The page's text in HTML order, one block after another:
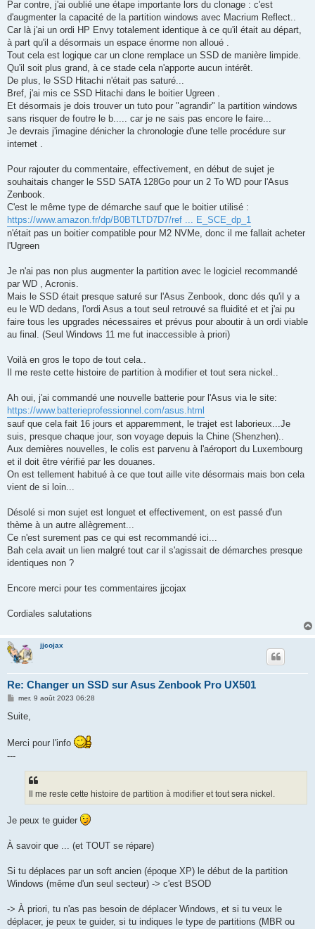
Par contre, j'ai oublié une étape importante lors du clonage : c'est
d'augmenter la capacité de la partition windows avec Macrium Reflect..
Car là j'ai un ordi HP Envy totalement identique à ce qu'il était au départ,
à part qu'il a désormais un espace énorme non alloué .
Tout cela est logique car un clone remplace un SSD de manière limpide.
Qu'il soit plus grand, à ce stade cela n'apporte aucun intérêt.
De plus, le SSD Hitachi n'était pas saturé...
Bref, j'ai mis ce SSD Hitachi dans le boitier Ugreen .
Et désormais je dois trouver un tuto pour "agrandir" la partition windows
sans risquer de foutre le b..... car je ne sais pas encore le faire...
Je devrais j'imagine dénicher la chronologie d'une telle procédure sur
internet .
Pour rajouter du commentaire, effectivement, en début de sujet je
souhaitais changer le SSD SATA 128Go pour un 2 To WD pour l'Asus
Zenbook.
C'est le même type de démarche sauf que le boitier utilisé :
https://www.amazon.fr/dp/B0BTLTD7D7/ref ... E_SCE_dp_1
n'était pas un boitier compatible pour M2 NVMe, donc il me fallait acheter
l'Ugreen
Je n'ai pas non plus augmenter la partition avec le logiciel recommandé
par WD , Acronis.
Mais le SSD était presque saturé sur l'Asus Zenbook, donc dés qu'il y a
eu le WD dedans, l'ordi Asus a tout seul retrouvé sa fluidité et et j'ai pu
faire tous les upgrades nécessaires et prévus pour aboutir à un ordi viable
au final. (Seul Windows 11 me fut inaccessible à priori)
Voilà en gros le topo de tout cela..
Il me reste cette histoire de partition à modifier et tout sera nickel..
Ah oui, j'ai commandé une nouvelle batterie pour l'Asus via le site:
https://www.batterieprofessionnel.com/asus.html
sauf que cela fait 16 jours et apparemment, le trajet est laborieux...Je
suis, presque chaque jour, son voyage depuis la Chine (Shenzhen)..
Aux dernières nouvelles, le colis est parvenu à l'aéroport du Luxembourg
et il doit être vérifié par les douanes.
On est tellement habitué à ce que tout aille vite désormais mais bon cela
vient de si loin...
Désolé si mon sujet est longuet et effectivement, on est passé d'un
thème à un autre allègrement...
Ce n'est surement pas ce qui est recommandé ici...
Bah cela avait un lien malgré tout car il s'agissait de démarches presque
identiques non ?
Encore merci pour tes commentaires jjcojax
Cordiales salutations
jjcojax
Re: Changer un SSD sur Asus Zenbook Pro UX501
M
s
e
mer. 9 août 2023 06:28
Suite,
Merci pour l'info
---
Il me reste cette histoire de partition à modifier et tout sera nickel.
Je peux te guider
À savoir que ... (et TOUT se répare)
Si tu déplaces par un soft ancien (époque XP) le début de la partition
Windows (même d'un seul secteur) -> c'est BSOD
-> À priori, tu n'as pas besoin de déplacer Windows, et si tu veux le
déplacer, je peux te guider, si tu indiques le type de partitions (MBR ou